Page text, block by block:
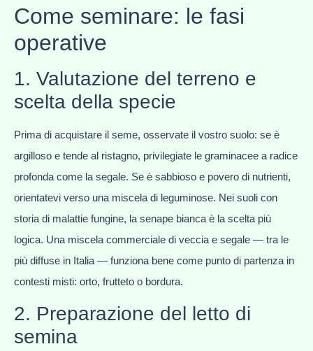
Come seminare: le fasi
operative
1. Valutazione del terreno e
scelta della specie
Prima di acquistare il seme, osservate il vostro suolo: se è
argilloso e tende al ristagno, privilegiate le graminacee a radice
profonda come la segale. Se è sabbioso e povero di nutrienti,
orientatevi verso una miscela di leguminose. Nei suoli con
storia di malattie fungine, la senape bianca è la scelta più
logica. Una miscela commerciale di veccia e segale — tra le
più diffuse in Italia — funziona bene come punto di partenza in
contesti misti: orto, frutteto o bordura.
2. Preparazione del letto di
semina